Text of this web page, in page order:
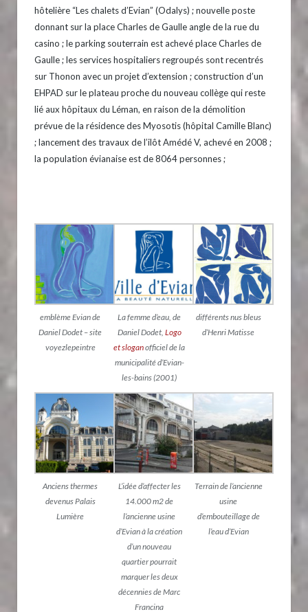
hôtelière “Les chalets d’Evian” (Odalys) ; nouvelle poste
donnant sur la place Charles de Gaulle angle de la rue du
casino ; le parking souterrain est achevé place Charles de
Gaulle ; les services hospitaliers regroupés sont recentrés
sur Thonon avec un projet d’extension ; construction d’un
EHPAD sur le plateau proche du nouveau collège qui reste
lié aux hôpitaux du Léman, en raison de la démolition
prévue de la résidence des Myosotis (hôpital Camille Blanc)
; lancement des travaux de l’ilôt Amédé V, achevé en 2008 ;
la population évianaise est de 8064 personnes ;
emblème Evian de
Daniel Dodet – site
voyezlepeintre
La femme d’eau, de
Daniel Dodet, Logo
et sloganofficiel de la
municipalité d’Evian-
les-bains (2001)
différents nus bleus
d’Henri Matisse
Anciens thermes
devenus Palais
Lumière
L’idée d’affecter les
14.000 m2 de
l’ancienne usine
d’Evian à la création
d’un nouveau
quartier pourrait
marquer les deux
décennies de Marc
Francina
Terrain de l’ancienne
usine
d’embouteillage de
l’eau d’Evian